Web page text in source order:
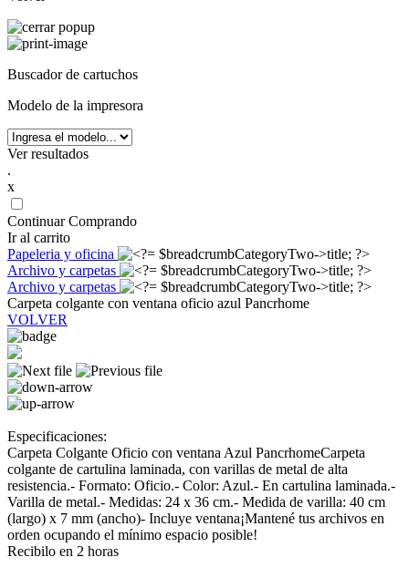
Buscador de cartuchos
Modelo de la impresora
Ver resultados
.
x
Continuar Comprando
Ir al carrito
Papeleria y oficina
Archivo y carpetas
Archivo y carpetas
Carpeta colgante con ventana oficio azul Pancrhome
VOLVER
Especificaciones:
Carpeta Colgante Oficio con ventana Azul PancrhomeCarpeta
colgante de cartulina laminada, con varillas de metal de alta
resistencia.- Formato: Oficio.- Color: Azul.- En cartulina laminada.-
Varilla de metal.- Medidas: 24 x 36 cm.- Medida de varilla: 40 cm
(largo) x 7 mm (ancho)- Incluye ventana¡Mantené tus archivos en
orden ocupando el mínimo espacio posible!
Recibilo en 2 horas